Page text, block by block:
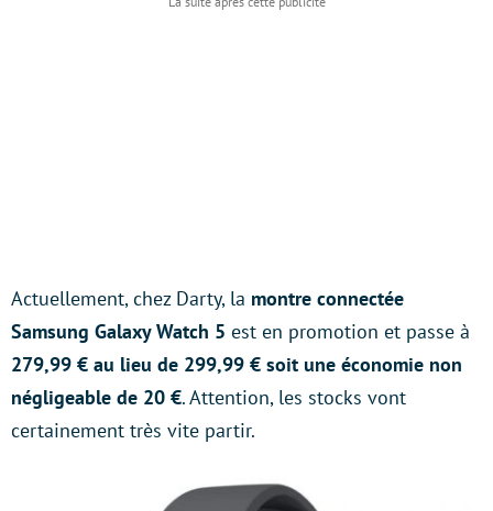
Actuellement, chez Darty, la montre connectée
Samsung Galaxy Watch 5 est en promotion et passe à
279,99 € au lieu de 299,99 € soit une économie non
négligeable de 20 €. Attention, les stocks vont
certainement très vite partir.